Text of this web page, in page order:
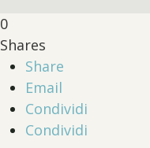
0
Shares
Share
Email
Condividi
Condividi